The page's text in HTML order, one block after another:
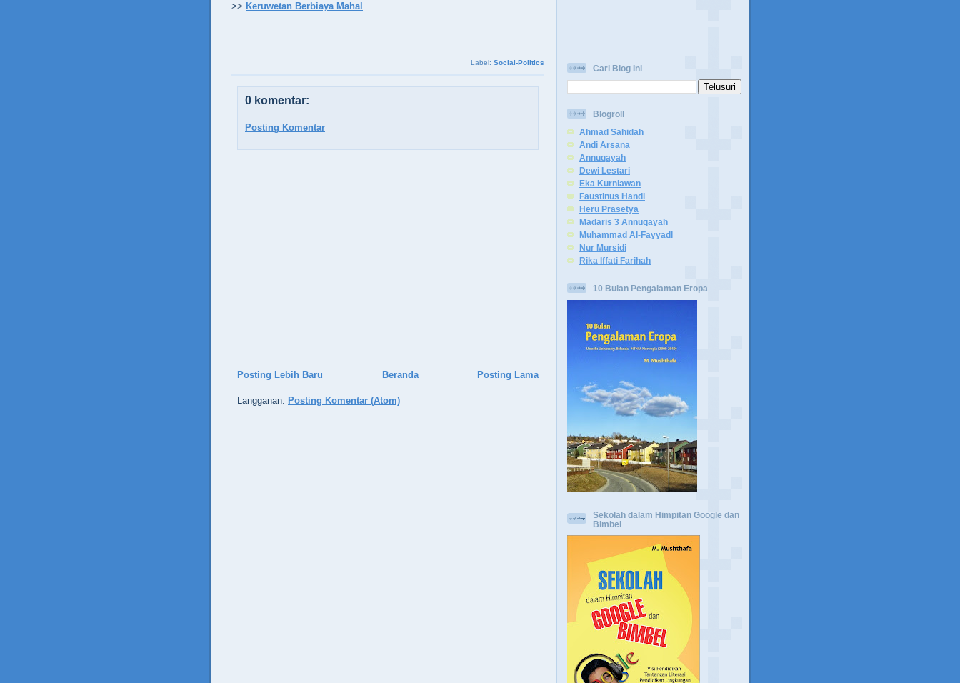
>> Keruwetan Berbiaya Mahal
Label: Social-Politics
0 komentar:
Posting Komentar
Posting Lebih Baru Posting Lama
Beranda
Langganan: Posting Komentar (Atom)
Cari Blog Ini
Blogroll
Ahmad Sahidah
Andi Arsana
Annuqayah
Dewi Lestari
Eka Kurniawan
Faustinus Handi
Heru Prasetya
Madaris 3 Annuqayah
Muhammad Al-Fayyadl
Nur Mursidi
Rika Iffati Farihah
10 Bulan Pengalaman Eropa
Sekolah dalam Himpitan Google dan
Bimbel